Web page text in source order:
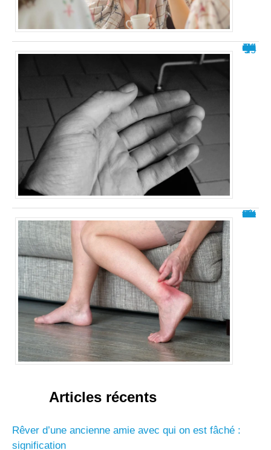
Paume de la main gauche qui gratte : la signification spirituelle
Comment savoir si on fait de la rétention d’eau ?
Articles récents
Rêver d’une ancienne amie avec qui on est fâché :
signification